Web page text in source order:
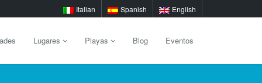
English
Spanish
Italian
Lugares Playas Blog Eventos